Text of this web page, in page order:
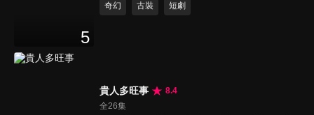
5
奇幻
古裝 短劇
貴人多旺事
8.4
全26集